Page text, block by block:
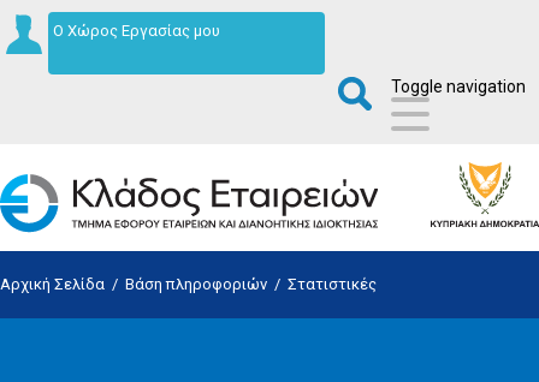
Ο Χώρος Εργασίας μου
Toggle navigation
Αρχική Σελίδα / Βάση πληροφοριών / Στατιστικές